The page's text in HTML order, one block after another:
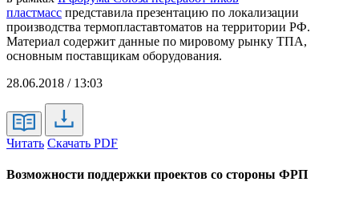
пластмасс представила презентацию по локализации
производства термопластавтоматов на территории РФ.
Материал содержит данные по мировому рынку ТПА,
основным поставщикам оборудования.
28.06.2018 / 13:03
Читать Скачать PDF
Возможности поддержки проектов со стороны ФРП